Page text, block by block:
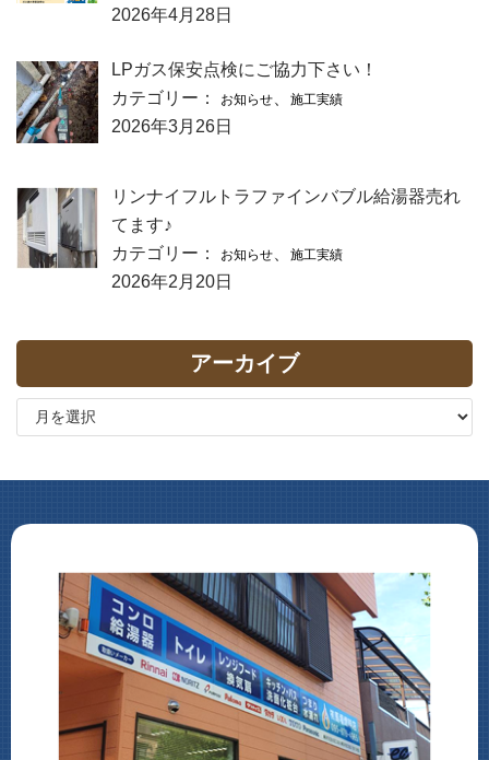
2026年4月28日
LPガス保安点検にご協力下さい！
カテゴリー：
お知らせ 施工実績
2026年3月26日
リンナイフルトラファインバブル給湯器売れ
てます♪
カテゴリー：
お知らせ 施工実績
2026年2月20日
アーカイブ